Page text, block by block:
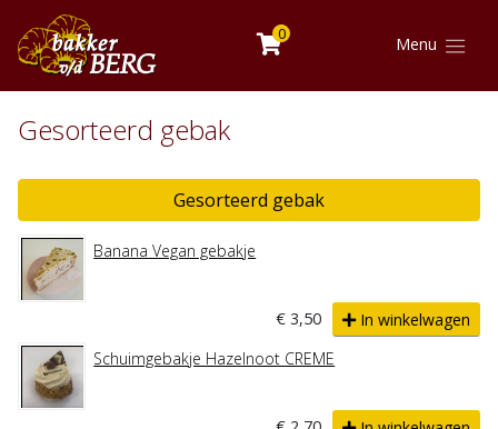
0
Menu
Gesorteerd gebak
Gesorteerd gebak
Banana Vegan gebakje
€ 3,50
In winkelwagen
Schuimgebakje Hazelnoot CREME